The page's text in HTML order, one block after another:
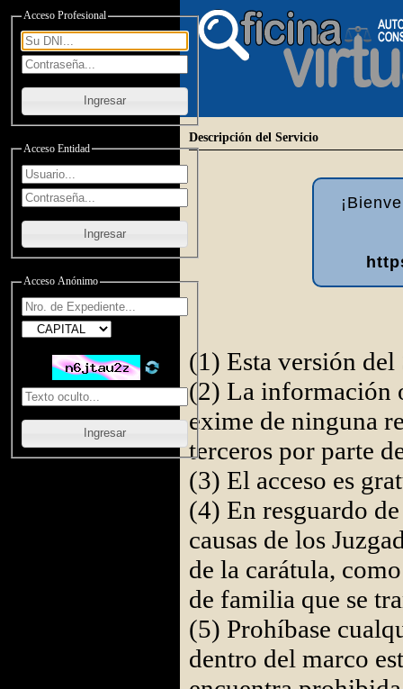
Acceso Profesional
Ingresar
Acceso Entidad
Ingresar
Acceso Anónimo
Ingresar
Descripción del Servicio
(1) Esta versión del
(2) La información
exime de ninguna
terceros por parte
(3) El acceso es
(4) En resguardo
causas de los
de la carátula,
de familia que se
(5) Prohíbase
dentro del marco